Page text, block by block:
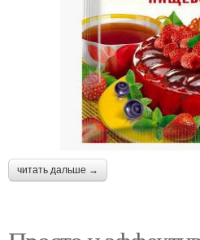
читать дальше →